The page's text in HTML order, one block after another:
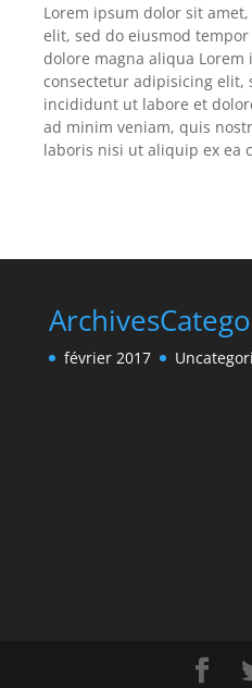
Lorem ipsum dolor sit
elit, sed do eiusmod
dolore magna aliqua
consectetur adipisicing elit,
incididunt ut labore et
ad minim veniam, quis
laboris nisi ut aliquip ex ea
Archives
février 2017